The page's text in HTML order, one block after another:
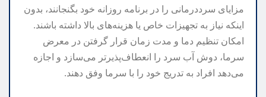
مزایای سرددرمانی را در برنامه روزانه خود بگنجانند، بدون
اینکه نیاز به تجهیزات خاص یا هزینه‌های بالا داشته باشند.
امکان تنظیم دما و مدت زمان قرار گرفتن در معرض
سرما، دوش آب سرد را انعطاف‌پذیرتر می‌سازد و اجازه
می‌دهد افراد به تدریج خود را با سرما وفق دهند.